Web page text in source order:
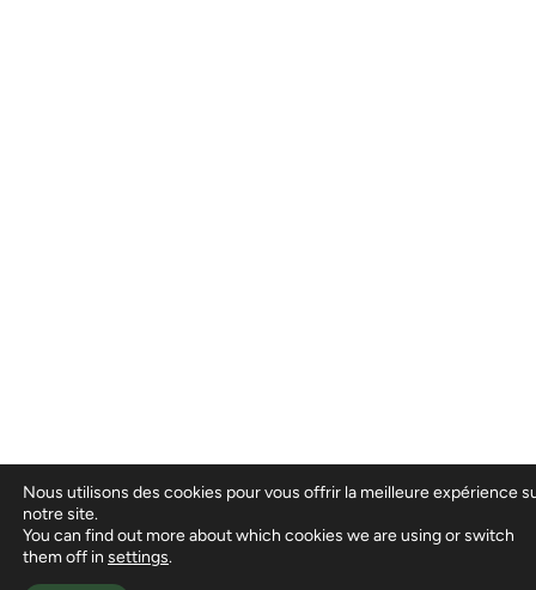
Nous utilisons des cookies pour vous offrir la meilleure expérience
notre site.
You can find out more about which cookies we are using or switch
them off in settings.